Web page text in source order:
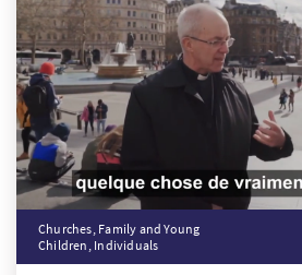
Churches, Family and Young
Children, Individuals